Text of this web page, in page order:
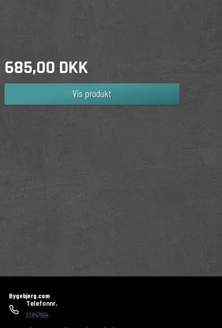
685,00 DKK
Vis produkt
Bygebjerg.com
Telefonnr.
23847654